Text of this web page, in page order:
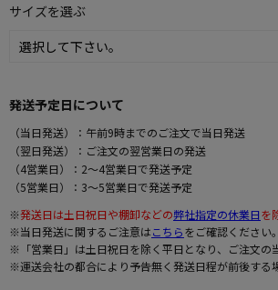
サイズを選ぶ
発送予定日について
（当日発送）：午前9時までのご注文で当日発送
（翌日発送）：ご注文の翌営業日の発送
（4営業日）：2～4営業日で発送予定
（5営業日）：3～5営業日で発送予定
※発送日は土日祝日や棚卸などの弊社指定の休業日を
※当日発送に関するご注意はこちらをご確認ください。
※「営業日」は土日祝日を除く平日となり、ご注文の
※運送会社の都合により予告無く発送日程が前後する